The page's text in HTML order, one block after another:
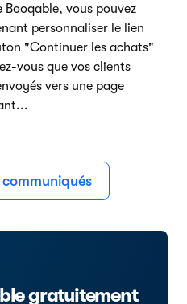
Booqable, vous pouvez
personnaliser le lien
"Continuer les achats"
vous que vos clients
vers une page
gratuitement